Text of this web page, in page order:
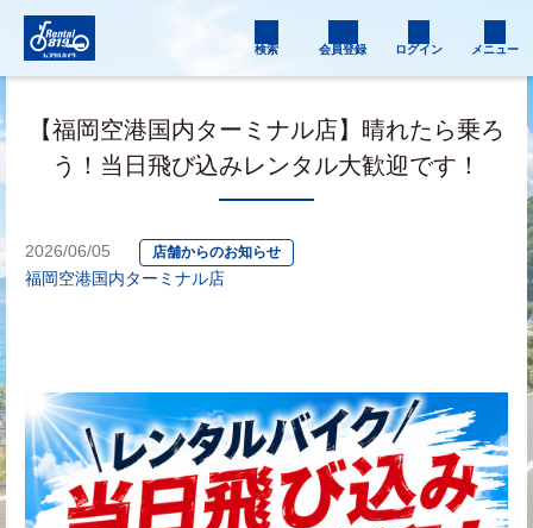
検索 会員登録 ログイン メニュー
【福岡空港国内ターミナル店】晴れたら乗ろ
う！当日飛び込みレンタル大歓迎です！
2026/06/05 店舗からのお知らせ
福岡空港国内ターミナル店